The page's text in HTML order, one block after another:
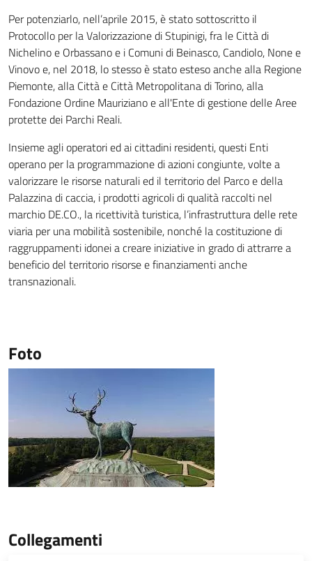
Per potenziarlo, nell’aprile 2015, è stato sottoscritto il
Protocollo per la Valorizzazione di Stupinigi, fra le Città di
Nichelino e Orbassano e i Comuni di Beinasco, Candiolo, None e
Vinovo e, nel 2018, lo stesso è stato esteso anche alla Regione
Piemonte, alla Città e Città Metropolitana di Torino, alla
Fondazione Ordine Mauriziano e all'Ente di gestione delle Aree
protette dei Parchi Reali.
Insieme agli operatori ed ai cittadini residenti, questi Enti
operano per la programmazione di azioni congiunte, volte a
valorizzare le risorse naturali ed il territorio del Parco e della
Palazzina di caccia, i prodotti agricoli di qualità raccolti nel
marchio DE.CO., la ricettività turistica, l’infrastruttura delle rete
viaria per una mobilità sostenibile, nonché la costituzione di
raggruppamenti idonei a creare iniziative in grado di attrarre a
beneficio del territorio risorse e finanziamenti anche
transnazionali.
Foto
Collegamenti